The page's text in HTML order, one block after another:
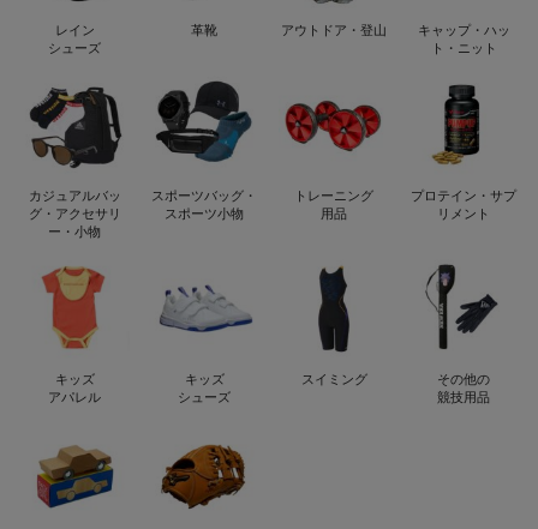
レイン
シューズ
革靴 アウトドア・登山
キャップ・ハッ
ト・ニット
カジュアルバッ
グ・アクセサリ
ー・小物
スポーツバッグ・
スポーツ小物
トレーニング
用品
プロテイン・サプ
リメント
キッズ
アパレル
キッズ
シューズ
スイミング
その他の
競技用品